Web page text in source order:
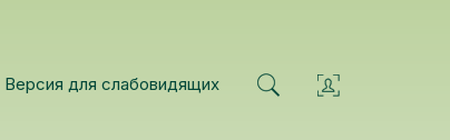
Версия для слабовидящих